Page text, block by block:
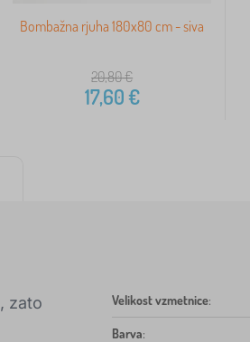
Bombažna rjuha 180x80 cm - siva
20,80€
17,60€
, zato
Velikost vzmetnice:
Barva: